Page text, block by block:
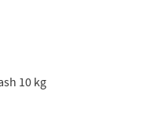
10 kg